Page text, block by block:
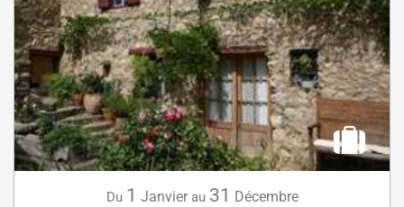
Du 1 Janvier au 31 Décembre